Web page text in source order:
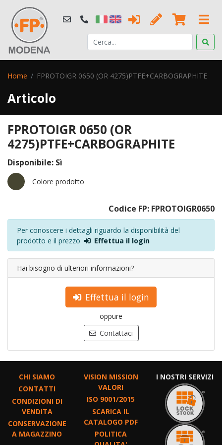
Home FPROTOIGR 0650 (OR 4275)PTFE+CARBOGRAPHITE
Articolo
FPROTOIGR 0650 (OR
4275)PTFE+CARBOGRAPHITE
Disponibile: Sì
Colore prodotto
Codice FP: FPROTOIGR0650
Per conoscere i dettagli riguardo la disponibilità del
prodotto e il prezzo
Effettua il login
Hai bisogno di ulteriori informazioni?
Effettua il login
oppure
Contattaci
CHI SIAMO
CONTATTI
CONDIZIONI DI
VENDITA
CONSERVAZIONE
A MAGAZZINO
VISION MISSION
VALORI
ISO 9001/2015
SCARICA IL
CATALOGO PDF
POLITICA
I NOSTRI SERVIZI